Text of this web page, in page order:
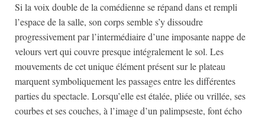
Si la voix double de la comédienne se répand dans et rempli
l’espace de la salle, son corps semble s’y dissoudre
progressivement par l’intermédiaire d’une imposante nappe de
velours vert qui couvre presque intégralement le sol. Les
mouvements de cet unique élément présent sur le plateau
marquent symboliquement les passages entre les différentes
parties du spectacle. Lorsqu’elle est étalée, pliée ou vrillée, ses
courbes et ses couches, à l’image d’un palimpseste, font écho